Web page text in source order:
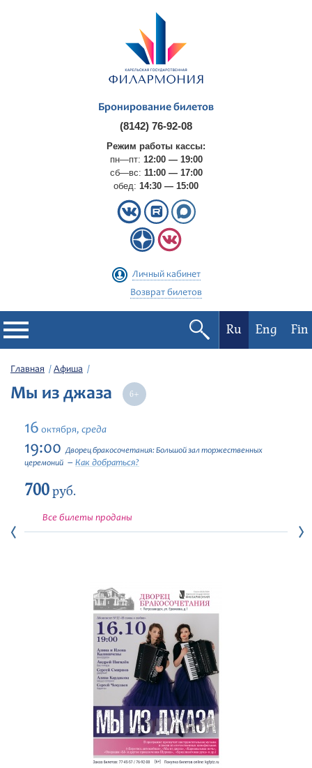
Бронирование билетов
(8142) 76-92-08
Режим работы кассы:
пн—пт: 12:00 — 19:00
сб—вс: 11:00 — 17:00
обед: 14:30 — 15:00
Личный кабинет
Возврат билетов
Филармония
Фестивали
Абонементы
Новости
Ru Eng Fin
Главная Афиша
Мы из джаза
16 октября, среда
19:00 Дворец бракосочетания: Большой зал торжественных
церемоний
Как добраться?
700руб.
Все билеты проданы